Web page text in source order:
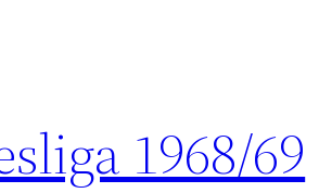
1968/69